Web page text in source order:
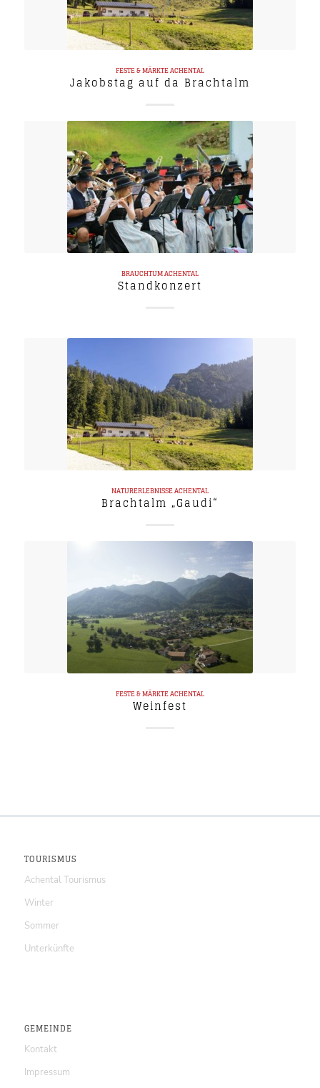
FESTE & MÄRKTEACHENTAL
Jakobstag auf da Brachtalm
BRAUCHTUMACHENTAL
Standkonzert
NATURERLEBNISSEACHENTAL
Brachtalm „Gaudi“
FESTE & MÄRKTEACHENTAL
Weinfest
TOURISMUS
Achental Tourismus
Winter
Sommer
Unterkünfte
GEMEINDE
Kontakt
Impressum